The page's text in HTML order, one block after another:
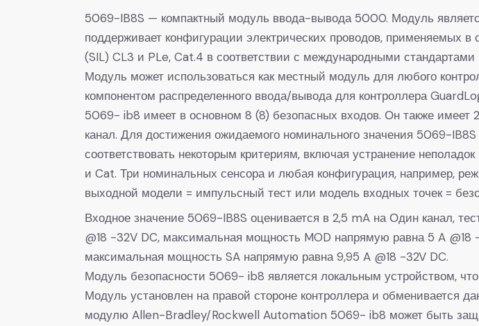
5069-IB8S — компактный модуль ввода-вывода 5000. Модуль
поддерживает конфигурации электрических проводов, применяемых
(SIL) CL3 и PLe, Cat.4 в соответствии с международными стандартами
Модуль может использоваться как местный модуль для любого
компонентом распределенного ввода/вывода для контроллера
5069- ib8 имеет в основном 8 (8) безопасных входов. Он также имеет
канал. Для достижения ожидаемого номинального значения 5069-
соответствовать некоторым критериям, включая устранение
и Cat. Три номинальных сенсора и любая конфигурация, например,
выходной модели = импульсный тест или модель входных точек =
Входное значение 5069-IB8S оценивается в 2,5 mA на Один канал,
@18 -32V DC, максимальная мощность MOD напрямую равна 5 A
максимальная мощность SA напрямую равна 9,95 A @18 -32V DC.
Модуль безопасности 5069- ib8 является локальным устройством,
Модуль установлен на правой стороне контроллера и обменивается
модулю Allen-Bradley/Rockwell Automation 5069- ib8 может быть